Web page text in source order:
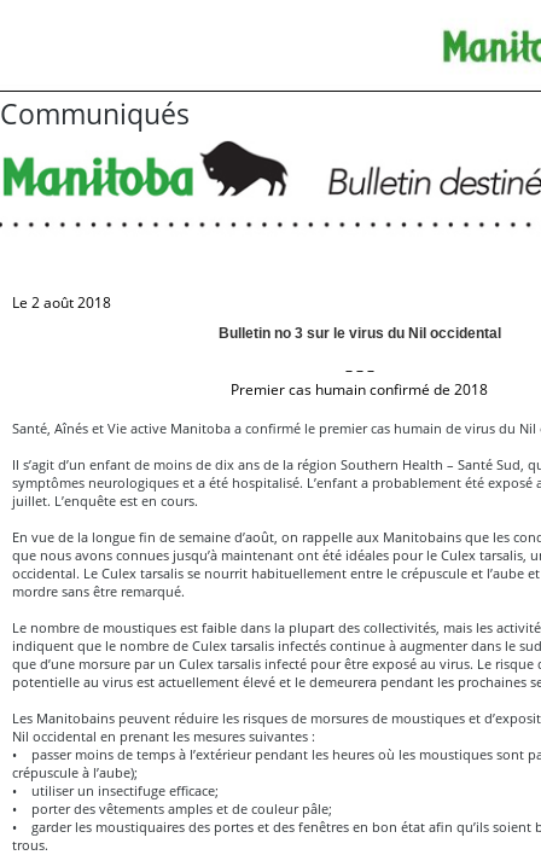
Communiqués
Le 2 août 2018
Bulletin no 3 sur le virus du Nil occidental
– – –
Premier cas humain confirmé de 2018
Santé, Aînés et Vie active Manitoba a confirmé le premier cas humain de virus du Nil
Il s’agit d’un enfant de moins de dix ans de la région Southern Health – Santé Sud,
symptômes neurologiques et a été hospitalisé. L’enfant a probablement été exposé
juillet. L’enquête est en cours.
En vue de la longue fin de semaine d’août, on rappelle aux Manitobains que les
que nous avons connues jusqu’à maintenant ont été idéales pour le Culex tarsalis,
occidental. Le Culex tarsalis se nourrit habituellement entre le crépuscule et l’aube
mordre sans être remarqué.
Le nombre de moustiques est faible dans la plupart des collectivités, mais les
indiquent que le nombre de Culex tarsalis infectés continue à augmenter dans le
que d’une morsure par un Culex tarsalis infecté pour être exposé au virus. Le risque
potentielle au virus est actuellement élevé et le demeurera pendant les prochaines
Les Manitobains peuvent réduire les risques de morsures de moustiques et
Nil occidental en prenant les mesures suivantes :
• passer moins de temps à l’extérieur pendant les heures où les moustiques sont
crépuscule à l’aube);
• utiliser un insectifuge efficace;
• porter des vêtements amples et de couleur pâle;
• garder les moustiquaires des portes et des fenêtres en bon état afin qu’ils soient
trous.